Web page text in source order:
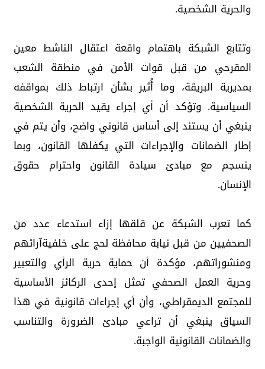
والحرية الشخصية.
وتتابع الشبكة باهتمام واقعة اعتقال الناشط معين
المقرحي من قبل قوات الأمن في منطقة الشعب
بمديرية البريقة، وما أُثير بشأن ارتباط ذلك بمواقفه
السياسية. وتؤكد أن أي إجراء يقيد الحرية الشخصية
ينبغي أن يستند إلى أساس قانوني واضح، وأن يتم في
إطار الضمانات والإجراءات التي يكفلها القانون، وبما
ينسجم مع مبادئ سيادة القانون واحترام حقوق
الإنسان.
كما تعرب الشبكة عن قلقها إزاء استدعاء عدد من
الصحفيين من قبل نيابة محافظة لحج على خلفيةآرائهم
ومنشوراتهم، مؤكدة أن حماية حرية الرأي والتعبير
وحرية العمل الصحفي تمثل إحدى الركائز الأساسية
للمجتمع الديمقراطي، وأن أي إجراءات قانونية في هذا
السياق ينبغي أن تراعي مبادئ الضرورة والتناسب
والضمانات القانونية الواجبة.